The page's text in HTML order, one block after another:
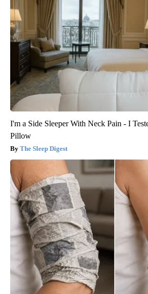
I'm a Side Sleeper With Neck Pain - I
Pillow
The Sleep Digest